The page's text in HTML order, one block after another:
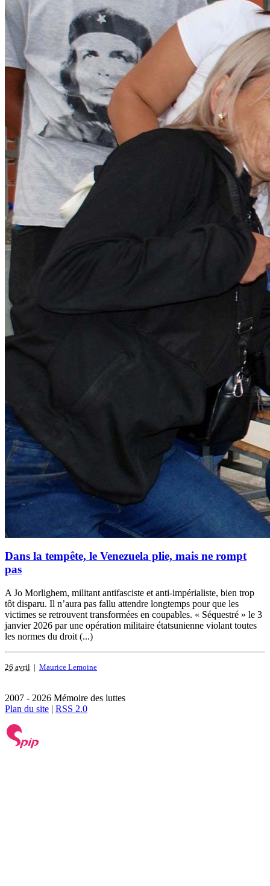
Dans la tempête, le Venezuela plie, mais ne rompt
pas
A Jo Morlighem, militant antifasciste et anti-impérialiste, bien trop
tôt disparu. Il n’aura pas fallu attendre longtemps pour que les
victimes se retrouvent transformées en coupables. « Séquestré » le 3
janvier 2026 par une opération militaire étatsunienne violant toutes
les normes du droit (...)
26 avril | Maurice Lemoine
2007 - 2026 Mémoire des luttes
Plan du site | RSS 2.0